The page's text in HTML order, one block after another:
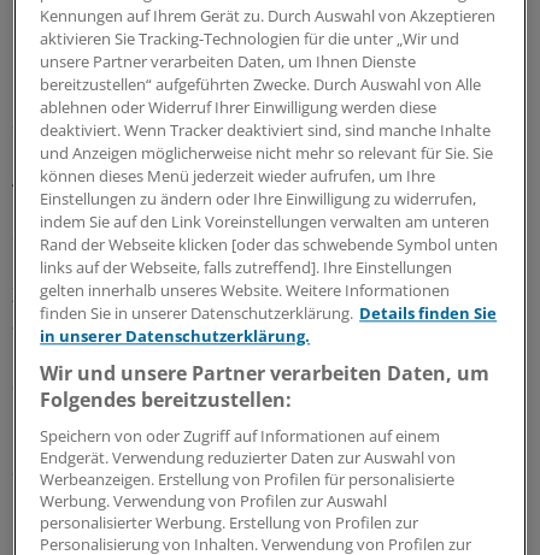
Die CSU-Landesgruppe plädiert dafür, ein
Bundesleistungsgesetz aufzulegen, das die Kommunen
bei dieser Leistung teilweise entlasten soll. Ein solcher
Schritt sei "unabdingbar", heißt es in dem Papier.
Allerdings macht die CSU auch klar, dass Kommunen
und Länder "nicht aus der finanziellen Verantwortung"
entlassen würden.
Zugleich will die Landesgruppe die Eingliederungshilfe
auch neu ausrichten. Es sei nicht mehr zeitgemäß,
"Menschen mit Behinderungen auf das System der
Sozialhilfe zu verweisen". Daher solle die Leistung zu
"einem modernen Teilhaberecht" ausgestaltet werden.
So plant die CSU, bei der Unterbringung nicht die
Einrichtung, sondern den Menschen mit seinen
individuellen Bedarfen in den Mittelpunkt zu stellen,
Kennungen auf Ihrem Gerät zu. Durch Auswahl von Akzeptieren
aktivieren Sie Tracking-Technologien für die unter „Wir und
unsere Partner verarbeiten Daten, um Ihnen Dienste
bereitzustellen“ aufgeführten Zwecke. Durch Auswahl von Alle
ablehnen oder Widerruf Ihrer Einwilligung werden diese
deaktiviert. Wenn Tracker deaktiviert sind, sind manche Inhalte
und Anzeigen möglicherweise nicht mehr so relevant für Sie. Sie
können dieses Menü jederzeit wieder aufrufen, um Ihre
Einstellungen zu ändern oder Ihre Einwilligung zu widerrufen,
indem Sie auf den Link Voreinstellungen verwalten am unteren
Rand der Webseite klicken [oder das schwebende Symbol unten
links auf der Webseite, falls zutreffend]. Ihre Einstellungen
gelten innerhalb unseres Website. Weitere Informationen
finden Sie in unserer Datenschutzerklärung. Details finden Sie
in unserer Datenschutzerklärung.
Wir und unsere Partner verarbeiten Daten, um
Folgendes bereitzustellen:
Speichern von oder Zugriff auf Informationen auf einem
Endgerät. Verwendung reduzierter Daten zur Auswahl von
Werbeanzeigen. Erstellung von Profilen für personalisierte
Werbung. Verwendung von Profilen zur Auswahl
personalisierter Werbung. Erstellung von Profilen zur
Personalisierung von Inhalten. Verwendung von Profilen zur